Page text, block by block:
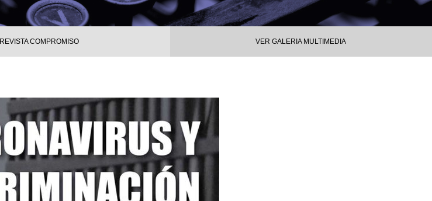
REVISTA COMPROMISO VER GALERIA MULTIMEDIA